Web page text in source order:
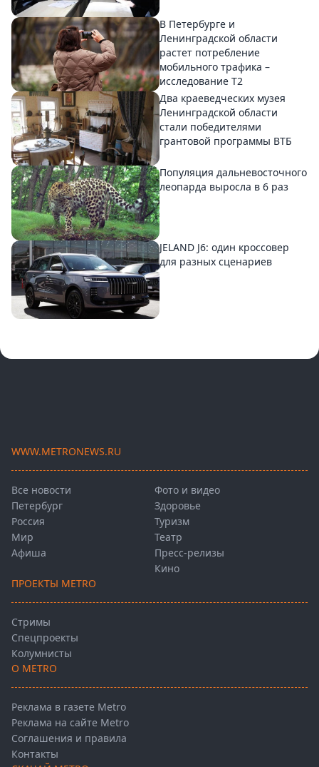
В Петербурге и
Ленинградской области
растет потребление
мобильного трафика –
исследование T2
Два краеведческих музея
Ленинградской области
стали победителями
грантовой программы ВТБ
Популяция дальневосточного
леопарда выросла в 6 раз
JELAND J6: один кроссовер
для разных сценариев
WWW.METRONEWS.RU
Все новости
Петербург
Россия
Мир
Афиша
Фото и видео
Здоровье
Туризм
Театр
Пресс-релизы
Кино
ПРОЕКТЫ METRO
Стримы
Спецпроекты
Колумнисты
О METRO
Реклама в газете Metro
Реклама на сайте Metro
Соглашения и правила
Контакты